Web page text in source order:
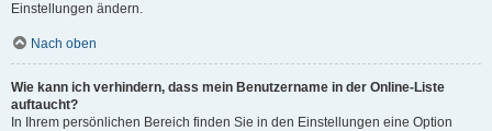
Einstellungen ändern.
Nach oben
Wie kann ich verhindern, dass mein Benutzername in der Online-Liste
auftaucht?
In Ihrem persönlichen Bereich finden Sie in den Einstellungen eine Option